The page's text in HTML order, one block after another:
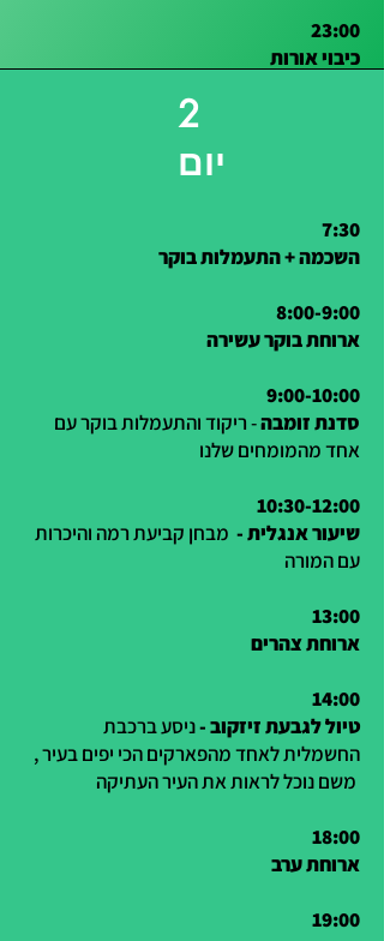
23:00
כיבוי אורות
2
יום
7:30
השכמה + התעמלות בוקר
8:00-9:00
ארוחת בוקר עשירה
9:00-10:00
סדנת זומבה- ריקוד והתעמלות בוקר עם
אחד מהמומחים שלנו
10:30-12:00
שיעור אנגלית - מבחן קביעת רמה והיכרות
עם המורה
13:00
ארוחת צהרים
14:00
טיול לגבעת זיזקוב -ניסע ברכבת
החשמלית לאחד מהפארקים הכי יפים בעיר ,
18:00
ארוחת ערב
19:00